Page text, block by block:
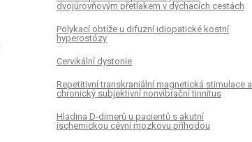
dvojúrovňovým přetlakem v dýchacích cestách
Polykací obtíže u difuzní idiopatické kostní
hyperostózy
Cervikální dystonie
Repetitivní transkraniální magnetická stimulace a
chronický subjektivní nonvibrační tinnitus
Hladina D-dimerů u pacientů s akutní
ischemickou cévní mozkovu příhodou